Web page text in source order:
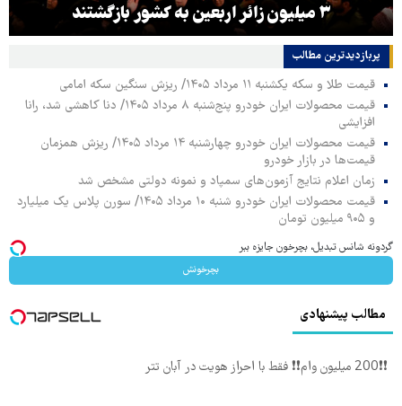
۳ میلیون زائر اربعین به کشور بازگشتند
پربازدیدترین‌ مطالب
قیمت طلا و سکه یکشنبه ۱۱ مرداد ۱۴۰۵/ ریزش سنگین سکه امامی
قیمت محصولات ایران خودرو پنج‌شنبه ۸ مرداد ۱۴۰۵/ دنا کاهشی شد، رانا
افزایشی
قیمت محصولات ایران خودرو چهارشنبه ۱۴ مرداد ۱۴۰۵/ ریزش همزمان
قیمت‌ها در بازار خودرو
زمان اعلام نتایج آزمون‌های سمپاد و نمونه دولتی مشخص شد
قیمت محصولات ایران خودرو شنبه ۱۰ مرداد ۱۴۰۵/ سورن پلاس یک میلیارد
و ۹۰۵ میلیون تومان
گردونه شانس تبدیل، بچرخون جایزه ببر
بچرخونش
مطالب پیشنهادی
❗❗200 میلیون وام❗❗ فقط با احراز هویت در آبان تتر